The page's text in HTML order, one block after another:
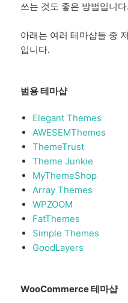
쓰는 것도 좋은 방법입니다.
아래는 여러 테마샵들 중
입니다.
범용 테마샵
Elegant Themes
AWESEMThemes
ThemeTrust
Theme Junkie
MyThemeShop
Array Themes
WPZOOM
FatThemes
Simple Themes
GoodLayers
WooCommerce 테마샵